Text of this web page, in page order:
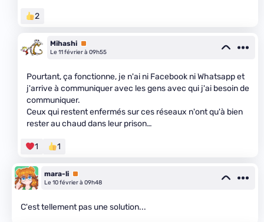
2
Mihashi Premium
Le 11 février à 09h55
Pourtant, ça fonctionne, je n'ai ni Facebook ni Whatsapp et
j'arrive à communiquer avec les gens avec qui j'ai besoin de
communiquer.
Ceux qui restent enfermés sur ces réseaux n'ont qu'à bien
rester au chaud dans leur prison…
1 1
mara-li Premium
Le 10 février à 09h48
C'est tellement pas une solution...